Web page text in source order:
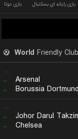
بازی رایانه ای بسکتبال بازی دوتا
World Friendly
...
.. Arsenal
.. Borussia Dortmund
...
.. Johor Darul
.. Chelsea